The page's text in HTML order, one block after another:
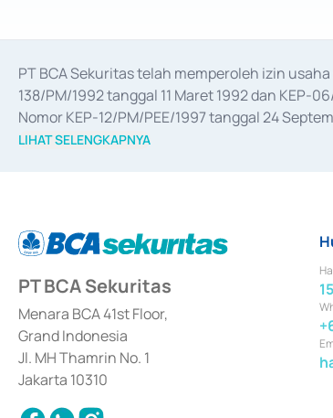
PT BCA Sekuritas telah memperoleh izin
138/PM/1992 tanggal 11 Maret 1992 dan KEP-
Nomor KEP-12/PM/PEE/1997 tanggal 24
merger, akuisisi, divestasi, dan
LIHAT SELENGKAPNYA
PT BCA Sekuritas
Menara BCA 41st Floor,
Grand Indonesia
Jl. MH Thamrin No. 1
Jakarta 10310